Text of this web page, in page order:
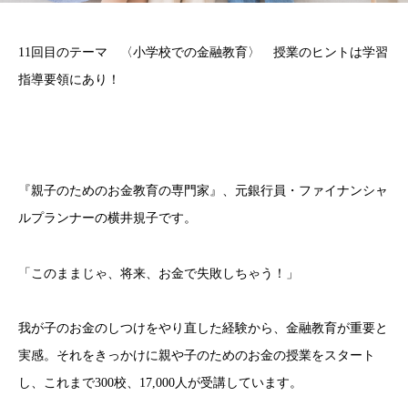
11回目のテーマ 〈小学校での金融教育〉 授業のヒントは学習
指導要領にあり！
『親子のためのお金教育の専門家』、元銀行員・ファイナンシャ
ルプランナーの横井規子です。
「このままじゃ、将来、お金で失敗しちゃう！」
我が子のお金のしつけをやり直した経験から、金融教育が重要と
実感。それをきっかけに親や子のためのお金の授業をスタート
し、これまで300校、17,000人が受講しています。